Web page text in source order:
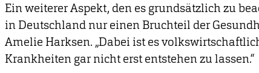
Ein weiterer Aspekt, den es grundsätzlich zu
in Deutschland nur einen Bruchteil der
Amelie Harksen. „Dabei ist es
Krankheiten gar nicht erst entstehen zu lassen.“